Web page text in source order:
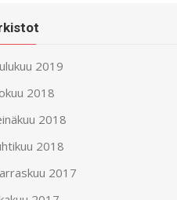
2019
2018
2018
2018
2017